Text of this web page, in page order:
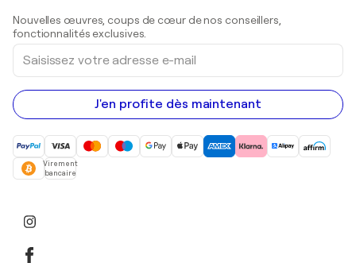
Peintures acryliques
Nouvelles œuvres, coups de cœur de nos conseillers,
fonctionnalités exclusives.
Saisissez
votre
adresse
e-
mail
J'en profite dès maintenant
Virement
bancaire